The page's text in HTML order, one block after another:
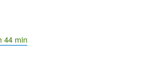
44 min